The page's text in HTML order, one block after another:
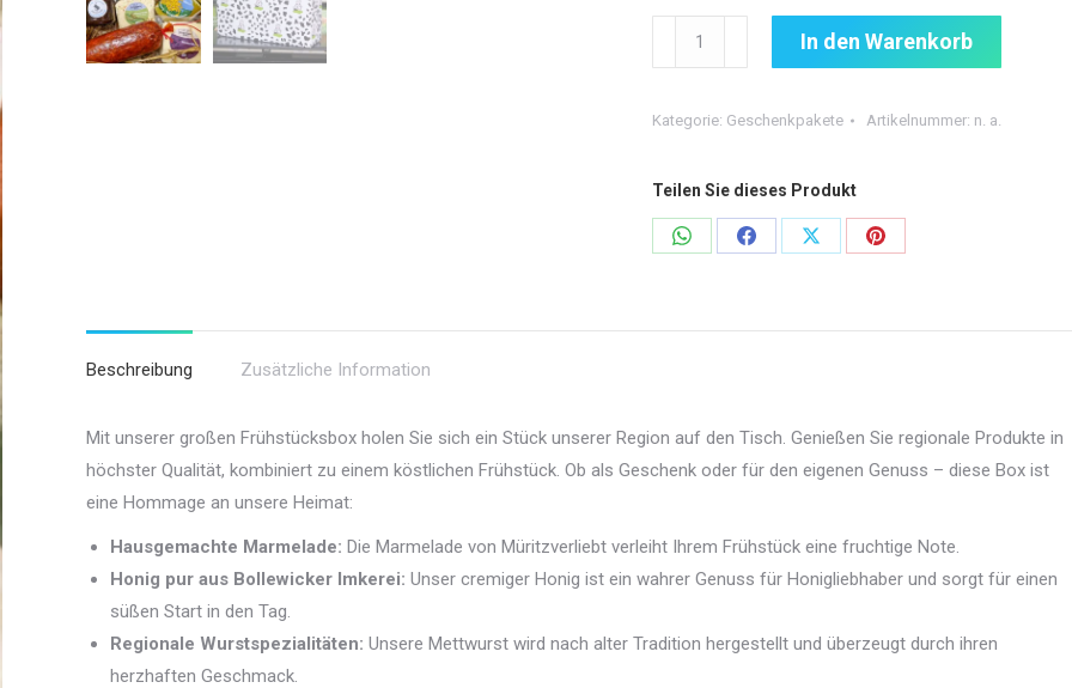
Seenplatte
Frühstück
In den Warenkorb
Kategorie: Geschenkpakete Artikelnummer: n. a.
Teilen Sie dieses Produkt
Share
Share
Share
Share
Beschreibung Zusätzliche Information
Mit unserer großen Frühstücksbox holen Sie sich ein Stück unserer Region auf den Tisch. Genießen Sie regionale Produkte in
höchster Qualität, kombiniert zu einem köstlichen Frühstück. Ob als Geschenk oder für den eigenen Genuss – diese Box ist
eine Hommage an unsere Heimat:
Hausgemachte Marmelade: Die Marmelade von Müritzverliebt verleiht Ihrem Frühstück eine fruchtige Note.
Honig pur aus Bollewicker Imkerei: Unser cremiger Honig ist ein wahrer Genuss für Honigliebhaber und sorgt für einen
süßen Start in den Tag.
Regionale Wurstspezialitäten: Unsere Mettwurst wird nach alter Tradition hergestellt und überzeugt durch ihren
herzhaften Geschmack.